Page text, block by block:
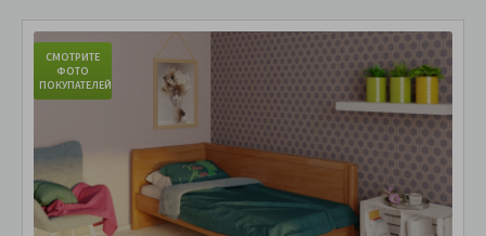
СМОТРИТЕ
ФОТО
ПОКУПАТЕЛЕЙ